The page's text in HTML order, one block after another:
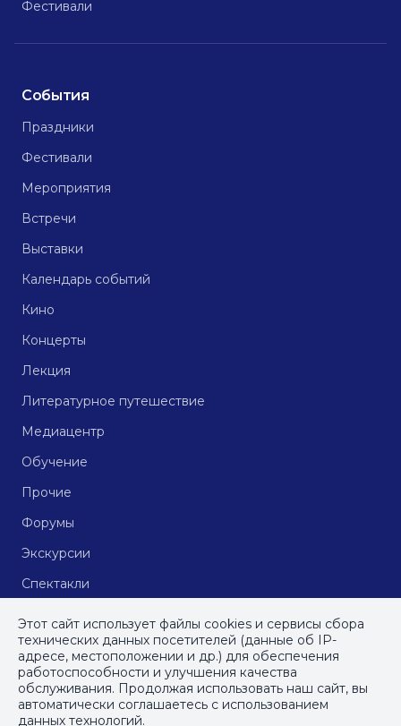
Фестивали
События
Праздники
Фестивали
Мероприятия
Встречи
Выставки
Календарь событий
Кино
Концерты
Лекция
Литературное путешествие
Медиацентр
Обучение
Прочие
Форумы
Экскурсии
Спектакли
© СПб ГБУДПО«Институт культурных программ», 2023
ПОЛИТИКА КОНФИДЕНЦИАЛЬНОСТИ
Этот сайт использует файлы cookies и сервисы сбора
технических данных посетителей (данные об IP-
адресе, местоположении и др.) для обеспечения
работоспособности и улучшения качества
обслуживания. Продолжая использовать наш сайт, вы
автоматически соглашаетесь с использованием
данных технологий.